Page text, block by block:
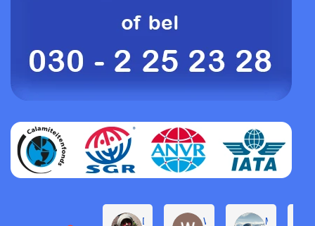
Daphne de GrootWillem GroenendijkMichel